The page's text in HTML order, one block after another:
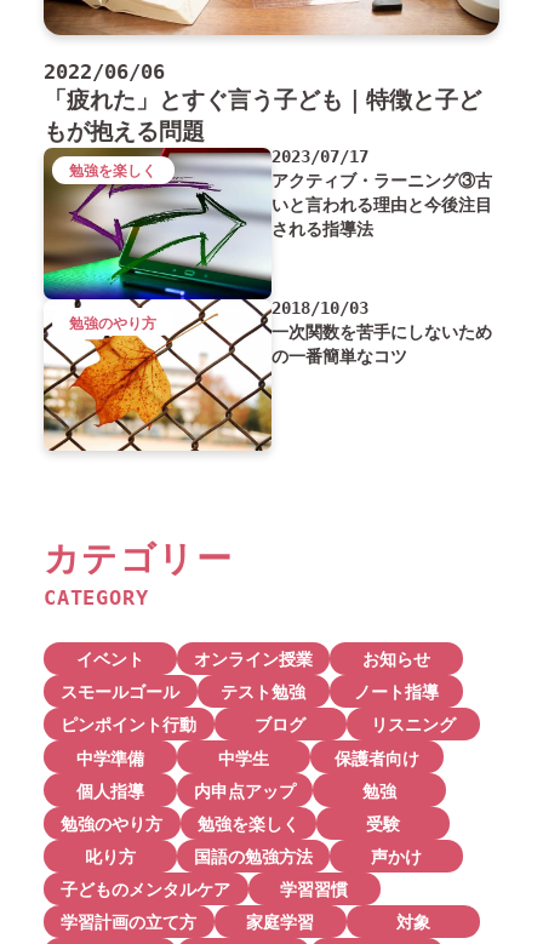
2022/06/06
「疲れた」とすぐ言う子ども｜特徴と子ど
もが抱える問題
2023/07/17
アクティブ・ラーニング③古
いと言われる理由と今後注目
される指導法
勉強を楽しく
2018/10/03
一次関数を苦手にしないため
の一番簡単なコツ
勉強のやり方
カテゴリー
CATEGORY
イベント オンライン授業
お知らせ
スモールゴール
テスト勉強
ノート指導
ピンポイント行動
ブログ
リスニング
中学準備
中学生
保護者向け
個人指導
内申点アップ
勉強
勉強のやり方
勉強を楽しく
受験
叱り方
国語の勉強方法
声かけ
子どものメンタルケア
学習習慣
学習計画の立て方
家庭学習
対象